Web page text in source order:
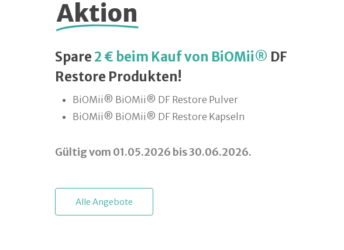
Aktion
Spare2 € beim Kauf von BiOMii® DF
Restore Produkten!
BiOMii® BiOMii® DF Restore Pulver
BiOMii® BiOMii® DF Restore Kapseln
Gültig vom 01.05.2026 bis 30.06.2026.
Alle Angebote